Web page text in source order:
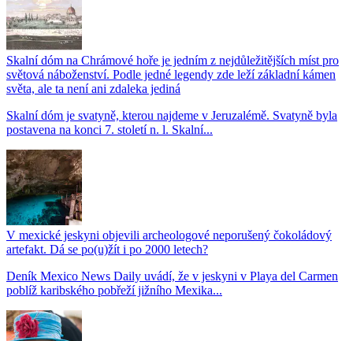
Skalní dóm na Chrámové hoře je jedním z nejdůležitějších míst pro
světová náboženství. Podle jedné legendy zde leží základní kámen
světa, ale ta není ani zdaleka jediná
Skalní dóm je svatyně, kterou najdeme v Jeruzalémě. Svatyně byla
postavena na konci 7. století n. l. Skalní...
V mexické jeskyni objevili archeologové neporušený čokoládový
artefakt. Dá se po(u)žít i po 2000 letech?
Deník Mexico News Daily uvádí, že v jeskyni v Playa del Carmen
poblíž karibského pobřeží jižního Mexika...